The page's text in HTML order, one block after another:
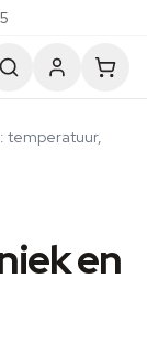
temperatuur,
en